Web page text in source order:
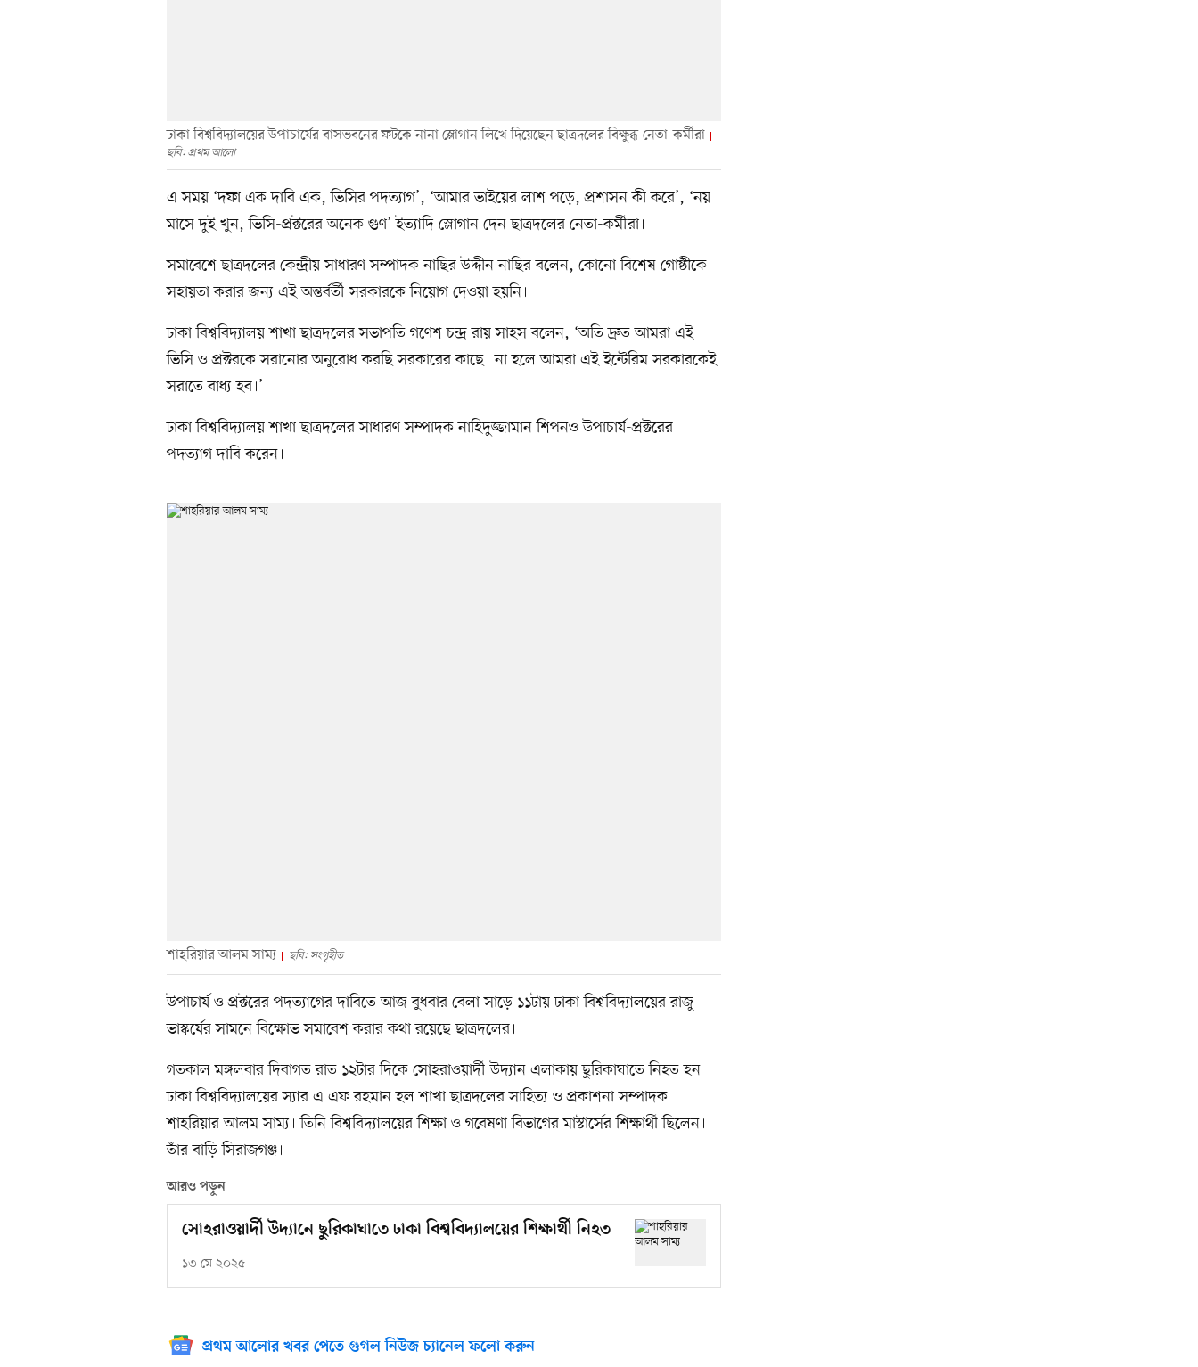
ঢাকা বিশ্ববিদ্যালয়ের উপাচার্যের বাসভবনের ফটকে নানা স্লোগান লিখে দিয়েছেন ছাত্রদলের বিক্ষুব্ধ নেতা-কর্মীরা
ছবি: প্রথম আলো
এ সময় ‘দফা এক দাবি এক, ভিসির পদত্যাগ’, ‘আমার ভাইয়ের লাশ পড়ে, প্রশাসন কী করে’, ‘নয়
মাসে দুই খুন, ভিসি-প্রক্টরের অনেক গুণ’ ইত্যাদি স্লোগান দেন ছাত্রদলের নেতা-কর্মীরা।
সমাবেশে ছাত্রদলের কেন্দ্রীয় সাধারণ সম্পাদক নাছির উদ্দীন নাছির বলেন, কোনো বিশেষ গোষ্ঠীকে
সহায়তা করার জন্য এই অন্তর্বর্তী সরকারকে নিয়োগ দেওয়া হয়নি।
ঢাকা বিশ্ববিদ্যালয় শাখা ছাত্রদলের সভাপতি গণেশ চন্দ্র রায় সাহস বলেন, ‘অতি দ্রুত আমরা এই
ভিসি ও প্রক্টরকে সরানোর অনুরোধ করছি সরকারের কাছে। না হলে আমরা এই ইন্টেরিম সরকারকেই
সরাতে বাধ্য হব।’
ঢাকা বিশ্ববিদ্যালয় শাখা ছাত্রদলের সাধারণ সম্পাদক নাহিদুজ্জামান শিপনও উপাচার্য-প্রক্টরের
পদত্যাগ দাবি করেন।
শাহরিয়ার আলম সাম্য ছবি: সংগৃহীত
উপাচার্য ও প্রক্টরের পদত্যাগের দাবিতে আজ বুধবার বেলা সাড়ে ১১টায় ঢাকা বিশ্ববিদ্যালয়ের রাজু
ভাস্কর্যের সামনে বিক্ষোভ সমাবেশ করার কথা রয়েছে ছাত্রদলের।
গতকাল মঙ্গলবার দিবাগত রাত ১২টার দিকে সোহরাওয়ার্দী উদ্যান এলাকায় ছুরিকাঘাতে নিহত হন
ঢাকা বিশ্ববিদ্যালয়ের স্যার এ এফ রহমান হল শাখা ছাত্রদলের সাহিত্য ও প্রকাশনা সম্পাদক
শাহরিয়ার আলম সাম্য। তিনি বিশ্ববিদ্যালয়ের শিক্ষা ও গবেষণা বিভাগের মাস্টার্সের শিক্ষার্থী ছিলেন।
তাঁর বাড়ি সিরাজগঞ্জ।
আরও পড়ুন
সোহরাওয়ার্দী উদ্যানে ছুরিকাঘাতে ঢাকা বিশ্ববিদ্যালয়ের শিক্ষার্থী নিহত
১৩ মে ২০২৫
প্রথম আলোর খবর পেতে গুগল নিউজ চ্যানেল ফলো করুন